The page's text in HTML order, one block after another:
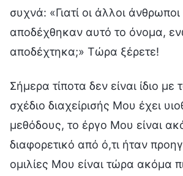
συχνά: «Γιατί οι άλλοι άνθρωποι
αποδέχθηκαν αυτό το όνομα,
αποδέχτηκα;» Τώρα ξέρετε!
Σήμερα τίποτα δεν είναι ίδιο
σχέδιο διαχείρισής Μου έχει
μεθόδους, το έργο Μου είναι
διαφορετικό από ό,τι ήταν
ομιλίες Μου είναι τώρα ακόμα